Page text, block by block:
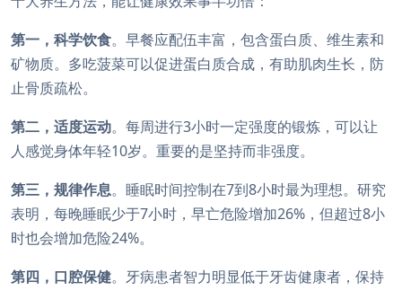
第一，科学饮食。早餐应配伍丰富，包含蛋白质、维生素和
矿物质。多吃菠菜可以促进蛋白质合成，有助肌肉生长，防
止骨质疏松。
第二，适度运动。每周进行3小时一定强度的锻炼，可以让
人感觉身体年轻10岁。重要的是坚持而非强度。
第三，规律作息。睡眠时间控制在7到8小时最为理想。研究
表明，每晚睡眠少于7小时，早亡危险增加26%，但超过8小
时也会增加危险24%。
第四，口腔保健。牙病患者智力明显低于牙齿健康者，保持